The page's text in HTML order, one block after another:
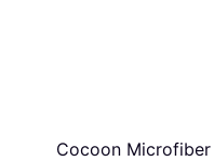
Cocoon Microfiber